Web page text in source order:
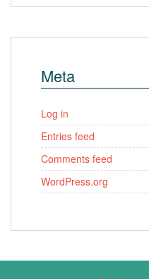
Meta
Log in
Entries feed
Comments feed
WordPress.org